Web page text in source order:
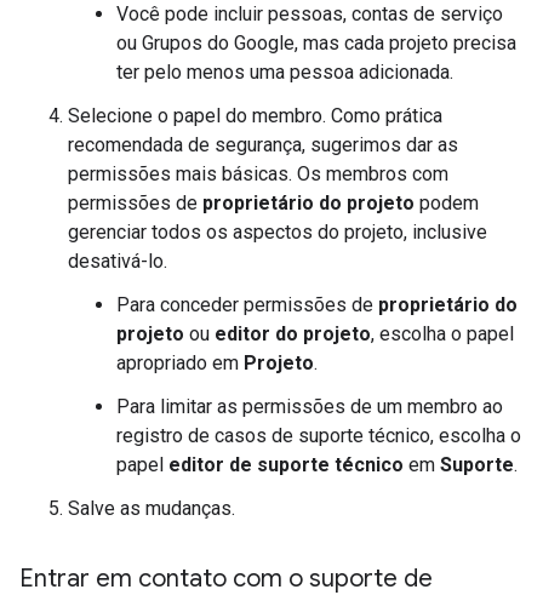
Você pode incluir pessoas, contas de serviço
ou Grupos do Google, mas cada projeto precisa
ter pelo menos uma pessoa adicionada.
Selecione o papel do membro. Como prática
recomendada de segurança, sugerimos dar as
permissões mais básicas. Os membros com
permissões de proprietário do projeto podem
gerenciar todos os aspectos do projeto, inclusive
desativá-lo.
Para conceder permissões de proprietário do
projeto ou editor do projeto, escolha o papel
apropriado em Projeto.
Para limitar as permissões de um membro ao
registro de casos de suporte técnico, escolha o
papel editor de suporte técnico em Suporte.
Salve as mudanças.
Entrar em contato com o suporte de